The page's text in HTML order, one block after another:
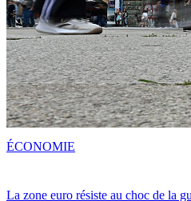
La zone euro résiste au choc de la
ÉCONOMIE